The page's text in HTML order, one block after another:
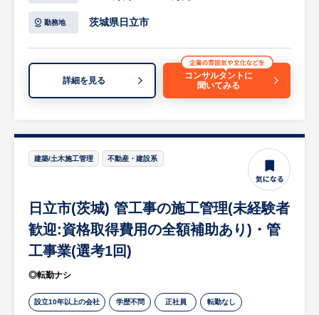
【具体的には…】
・検査治工具の仕様検討・製作・管理
・部門のマネジメント
※詳細は面談時にお伝えします
勤務地 茨城県日立市
詳細を見る
コンサルタントに
聞いてみる
建築/土木施工管理 不動産・建設系
日立市(茨城) 管工事の施工管理(未経験者
歓迎:資格取得費用の全額補助あり)・管
工事業(選考1回)
◎転勤ナシ
設立10年以上の会社 学歴不問 正社員 転勤なし